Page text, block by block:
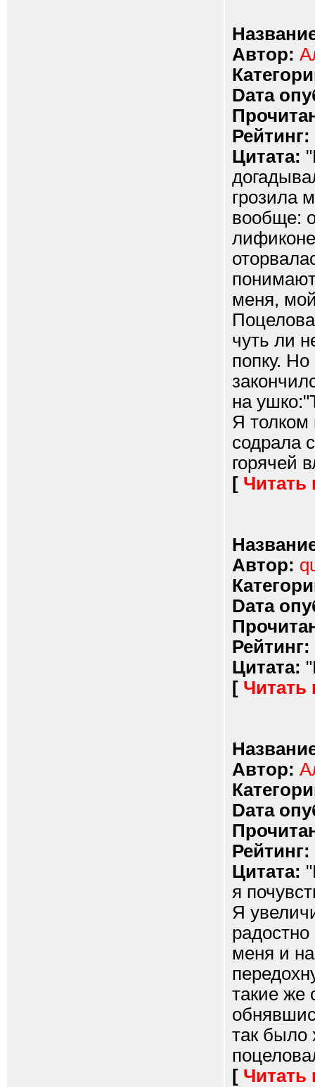
Автор:
Dата
Рейтинг:
Цитата:
грозила
вообще:
меня,
чуть ли
попку.
на
Я толком
содрала
горячей
[ Читать
Автор:
Dата
Рейтинг:
Цитата:
[ Читать
Автор:
Dата
Рейтинг:
Цитата:
я
Я
меня и
такие же
так было
[ Читать